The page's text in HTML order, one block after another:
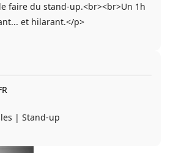
faire du stand-up.<br><br>Un 1h
et hilarant.</p>
| Stand-up